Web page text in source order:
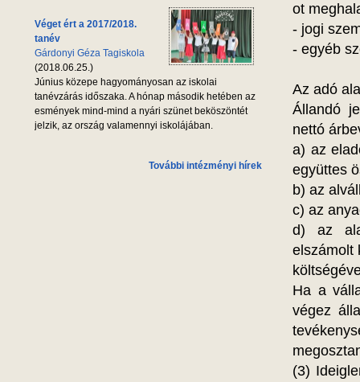
Véget ért a 2017/2018.
tanév
Gárdonyi Géza Tagiskola
(2018.06.25.)
Június közepe hagyományosan az iskolai
tanévzárás időszaka. A hónap második hetében az
esmények mind-mind a nyári szünet beköszöntét
jelzik, az ország valamennyi iskolájában.
További intézményi hírek
ot
- jogi
- egyéb
Az adó
Állandó
nettó
a) az
együttes
b) az
c) az
d) az
elszámolt
Ha a
végez
(3)